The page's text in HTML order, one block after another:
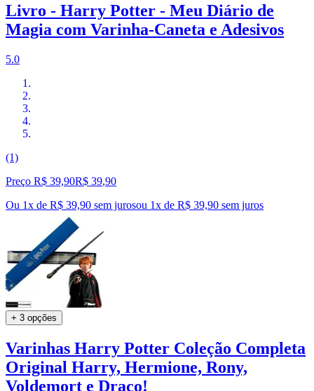
Livro - Harry Potter - Meu Diário de
Magia com Varinha-Caneta e Adesivos
5.0
(1)
Preço R$ 39,90R$ 39,90
Ou 1x de R$ 39,90 sem jurosou 1x de R$ 39,90 sem juros
+ 3 opções
Varinhas Harry Potter Coleção Completa
Original Harry, Hermione, Rony,
Voldemort e Draco!